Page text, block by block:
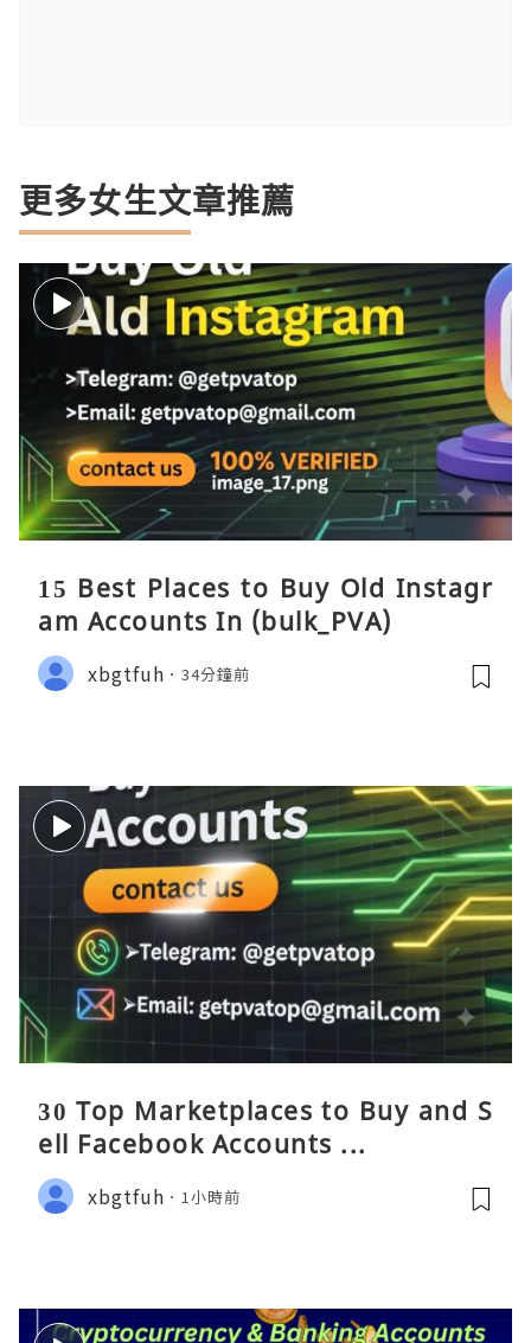
更多女生文章推薦
15 Best Places to Buy Old Instagr
am Accounts In (bulk_PVA)
xbgtfuh 34分鐘前
30 Top Marketplaces to Buy and S
ell Facebook Accounts ...
xbgtfuh 1小時前